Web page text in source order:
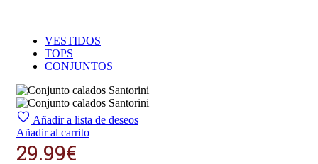
VESTIDOS
TOPS
CONJUNTOS
Añadir a lista de deseos
Añadir al carrito
29.99€